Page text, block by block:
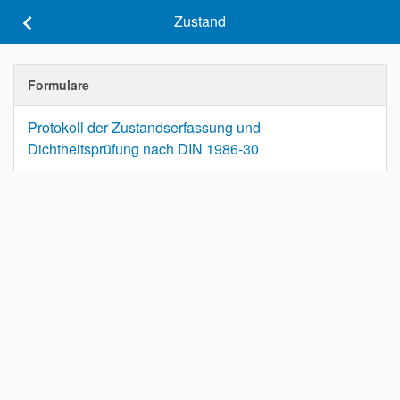
keyboard_arrow_left Zustand
Formulare
Protokoll der Zustandserfassung und
Dichtheitsprüfung nach DIN 1986-30